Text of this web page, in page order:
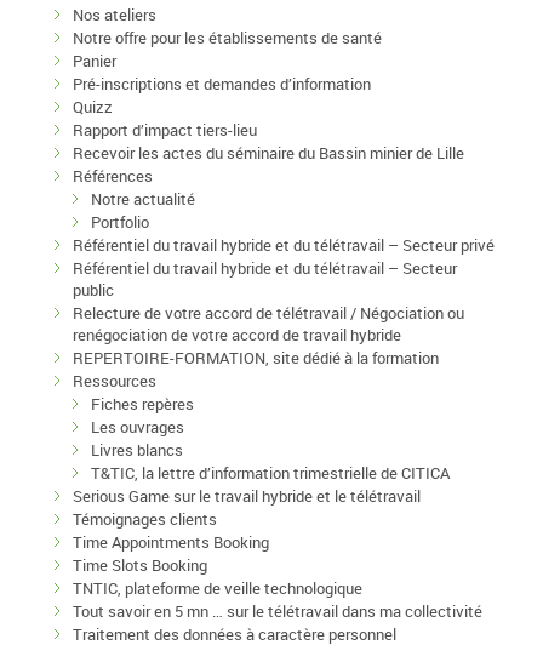
Nos ateliers
Notre offre pour les établissements de santé
Panier
Pré-inscriptions et demandes d’information
Quizz
Rapport d’impact tiers-lieu
Recevoir les actes du séminaire du Bassin minier de Lille
Références
Notre actualité
Portfolio
Référentiel du travail hybride et du télétravail – Secteur privé
Référentiel du travail hybride et du télétravail – Secteur
public
Relecture de votre accord de télétravail / Négociation ou
renégociation de votre accord de travail hybride
REPERTOIRE-FORMATION, site dédié à la formation
Ressources
Fiches repères
Les ouvrages
Livres blancs
T&TIC, la lettre d’information trimestrielle de CITICA
Serious Game sur le travail hybride et le télétravail
Témoignages clients
Time Appointments Booking
Time Slots Booking
TNTIC, plateforme de veille technologique
Tout savoir en 5 mn … sur le télétravail dans ma collectivité
Traitement des données à caractère personnel